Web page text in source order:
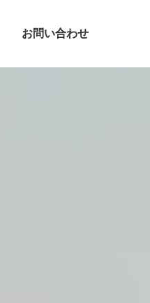
お問い合わせ